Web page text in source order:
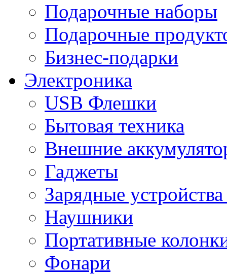
Подарочные наборы
Подарочные
Бизнес-подарки
Электроника
USB Флешки
Бытовая техника
Внешние
Гаджеты
Зарядные
Наушники
Портативные
Фонари